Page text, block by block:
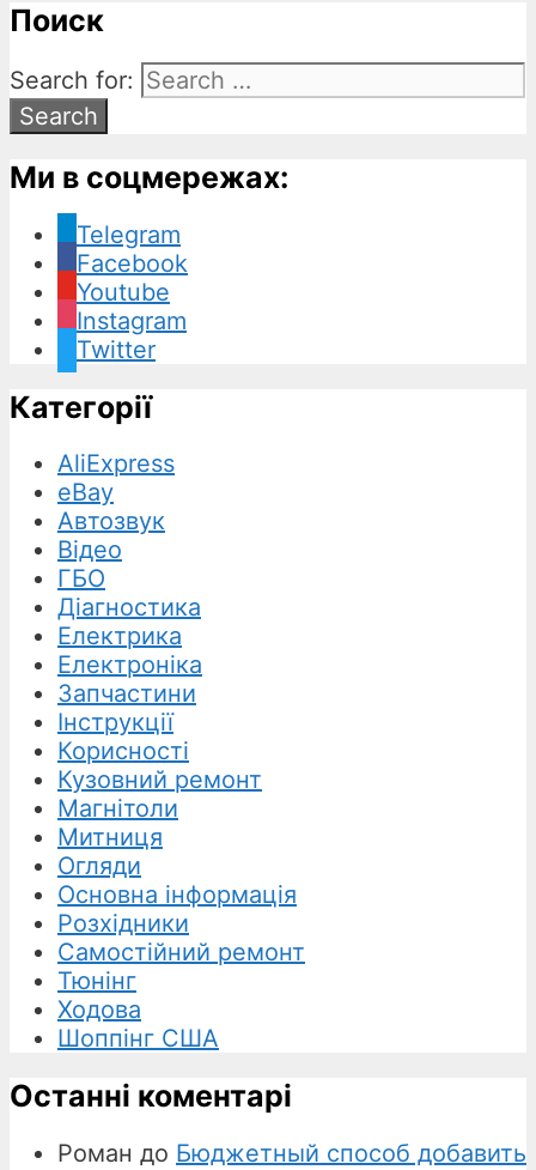
Поиск
Search for:
Ми в соцмережах:
Telegram
Facebook
Youtube
Instagram
Twitter
Категорії
AliExpress
eBay
Автозвук
Відео
ГБО
Діагностика
Електрика
Електроніка
Запчастини
Інструкції
Корисності
Кузовний ремонт
Магнітоли
Митниця
Огляди
Основна інформація
Розхідники
Самостійний ремонт
Тюнінг
Ходова
Шоппінг США
Останні коментарі
Роман до Бюджетный способ добавить